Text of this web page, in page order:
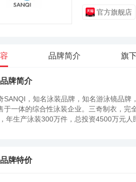
官方旗舰店
品牌简介 旗
牌简介
SANQI，知名泳装品牌，知名游泳镜品
于一体的综合性泳装企业。三奇制衣，
年生产泳装300万件，总投资4500万元人
牌特价